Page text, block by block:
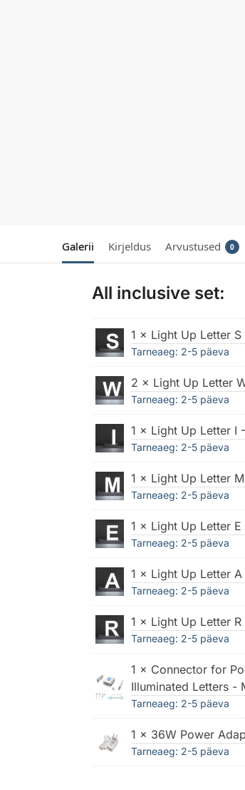
Galerii Kirjeldus Arvustused 0
All inclusive set:
1 × Light Up Letter
Tarneaeg: 2-5 päeva
2 × Light Up Letter
Tarneaeg: 2-5 päeva
1 × Light Up Letter I
Tarneaeg: 2-5 päeva
1 × Light Up Letter
Tarneaeg: 2-5 päeva
1 × Light Up Letter
Tarneaeg: 2-5 päeva
1 × Light Up Letter
Tarneaeg: 2-5 päeva
1 × Light Up Letter
Tarneaeg: 2-5 päeva
1 × Connector for
Illuminated Letters -
Tarneaeg: 2-5 päeva
1 × 36W Power
Tarneaeg: 2-5 päeva